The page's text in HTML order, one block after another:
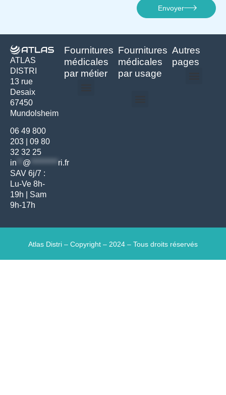
Envoyer
ATLAS
DISTRI
13 rue
Desaix
67450
Mundolsheim
06 49 800
203
09 80
32 32 25
in
@ ********* ri.fr
SAV 6j/7 :
Lu-Ve 8h-
19h | Sam
9h-17h
Fournitures
médicales
par métier
Fournitures
médicales
par usage
Autres
pages
Atlas Distri – Copyright – 2024 – Tous droits réservés